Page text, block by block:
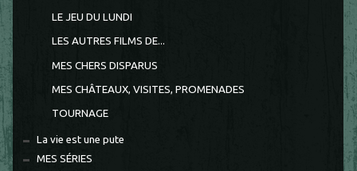
LE JEU DU LUNDI
LES AUTRES FILMS DE...
MES CHERS DISPARUS
MES CHÂTEAUX, VISITES, PROMENADES
TOURNAGE
La vie est une pute
MES SÉRIES